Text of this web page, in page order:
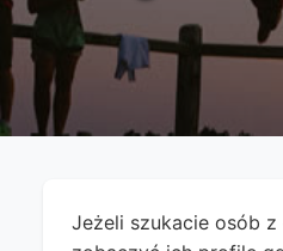
Jeżeli szukacie osób